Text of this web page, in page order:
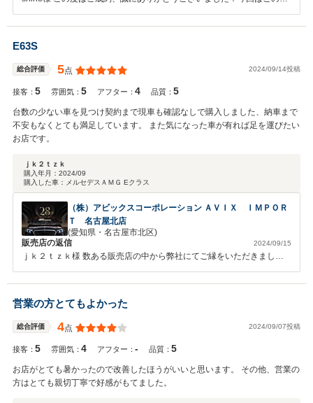
た、メンテナンス等お困りの際はぜひご対応させていただきますでのご
ください！
E63S
総合評価 5点 2024/09/14投稿
接客：5 雰囲気：5 アフター：4 品質：5
台数の少ない車を見つけ契約まで現車も確認なしで購入しました、納車まで
不安もなくとても満足しています。 また気になった車が有れば足を運びたい
お店です。
ｊｋ２ｔｚｋ
購入年月： 2024/09
購入した車：
メルセデスＡＭＧ Eクラス
（株）アビックスコーポレーション ＡＶＩＸ ＩＭＰＯＲ
Ｔ 名古屋北店
(愛知県・名古屋市北区)
販売店の返信
2024/09/15
ｊｋ２ｔｚｋ様 数ある販売店の中から弊社にてご縁をいただきました
コミのご投稿を頂きましたことを重ねて御礼申し上げます。 ご納車後
もメンテナンスや車検等お気軽にご用命くださいませ！ 今後とも末永
いお付き合いの程どうぞよろしくお願い申し上げます
営業の方とてもよかった
総合評価 4点 2024/09/07投稿
接客：5 雰囲気：4 アフター：- 品質：5
お店がとても暑かったので改善したほうがいいと思います。 その他、営業の
方はとても親切丁寧で好感がもてました。